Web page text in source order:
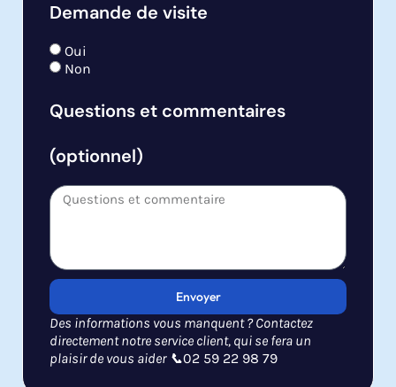
Demande de visite
Oui
Non
Questions et commentaires
(optionnel)
Envoyer
Des informations vous manquent ? Contactez
directement notre service client, qui se fera un
plaisir de vous aider 📞02 59 22 98 79